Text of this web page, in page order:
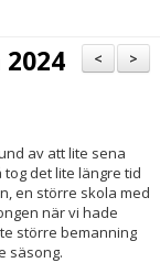
>
<
av att lite sena
det lite längre tid
en större skola med
när vi hade
större bemanning
säsong.